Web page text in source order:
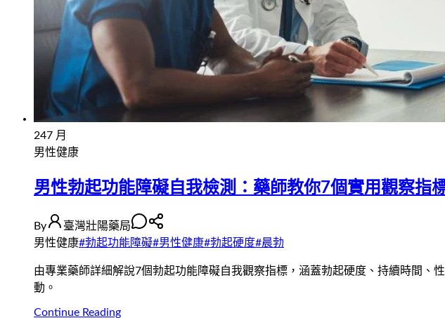
247 月
男性健康
男性勃起功能障礙自我檢測：藥師教你7個實用觀察指
By
臺灣壯陽藥局
男性健康#勃起功能障礙#男性健康#勃起硬度#晨勃
由專業藥師詳細解說7個勃起功能障礙自我觀察指標，涵蓋勃起硬度、持續時間
動。
Continue Reading